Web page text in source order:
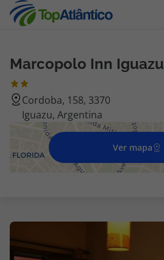
Destinos
Voos
Hotéis
Voos + Hotel
Disneyland ® Paris
Marcopolo Inn Iguazu
Cordoba, 158, 3370
Iguazu, Argentina
Ver mapa